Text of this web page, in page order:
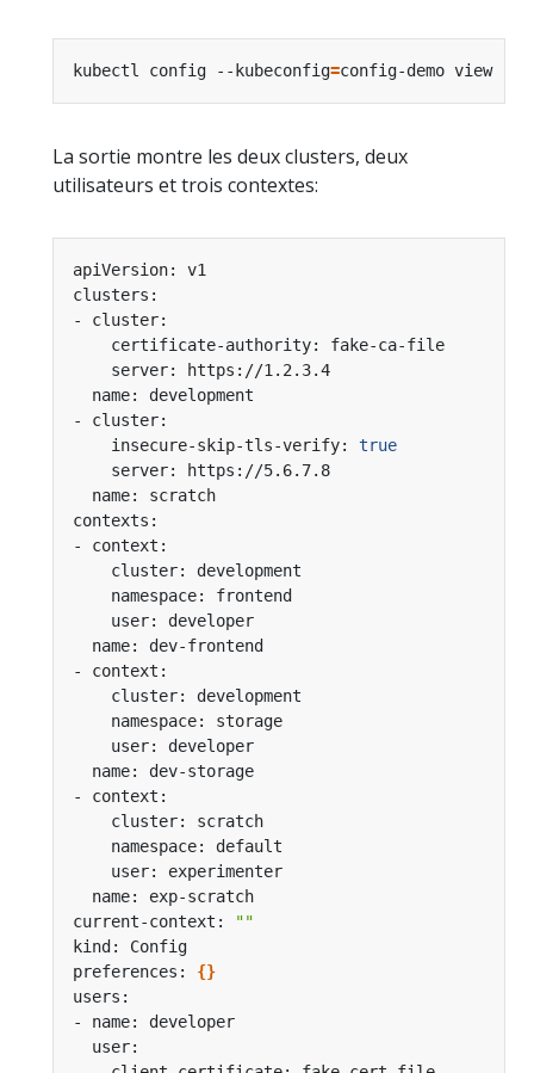
kubectl config --kubeconfig=
La sortie montre les deux clusters, deux
utilisateurs et trois contextes:
    insecure-skip-tls-verify:
true
current-context:
""
preferences: {}